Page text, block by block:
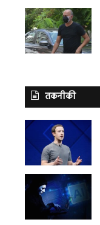
तकनीकी